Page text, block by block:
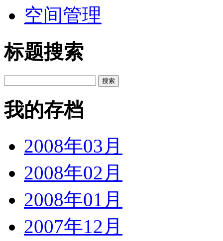
空间管理
标题搜索
我的存档
2008年03月
2008年02月
2008年01月
2007年12月